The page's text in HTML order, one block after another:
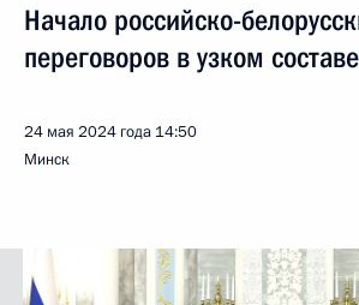
Начало российско-
переговоров в узком составе
24 мая 2024 года 14:50
Минск